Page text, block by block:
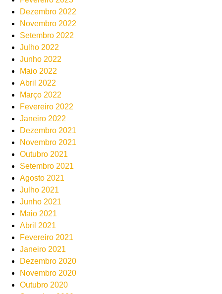
Dezembro 2022
Novembro 2022
Setembro 2022
Julho 2022
Junho 2022
Maio 2022
Abril 2022
Março 2022
Fevereiro 2022
Janeiro 2022
Dezembro 2021
Novembro 2021
Outubro 2021
Setembro 2021
Agosto 2021
Julho 2021
Junho 2021
Maio 2021
Abril 2021
Fevereiro 2021
Janeiro 2021
Dezembro 2020
Novembro 2020
Outubro 2020